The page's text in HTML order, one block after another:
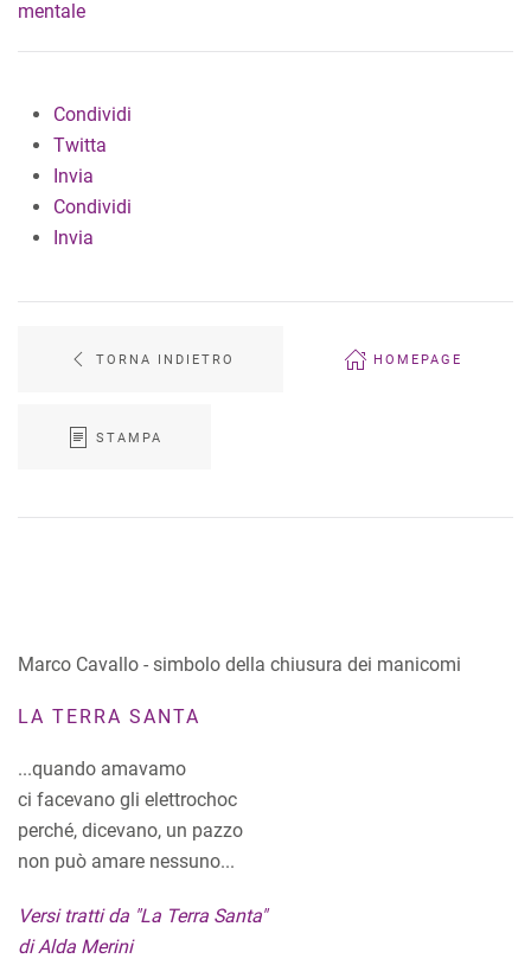
mentale
Condividi
Twitta
Invia
Condividi
Invia
TORNA INDIETRO HOMEPAGE
STAMPA
Marco Cavallo - simbolo della chiusura dei manicomi
LA TERRA SANTA
...quando amavamo
ci facevano gli elettrochoc
perché, dicevano, un pazzo
non può amare nessuno...
Versi tratti da "La Terra Santa"
di Alda Merini